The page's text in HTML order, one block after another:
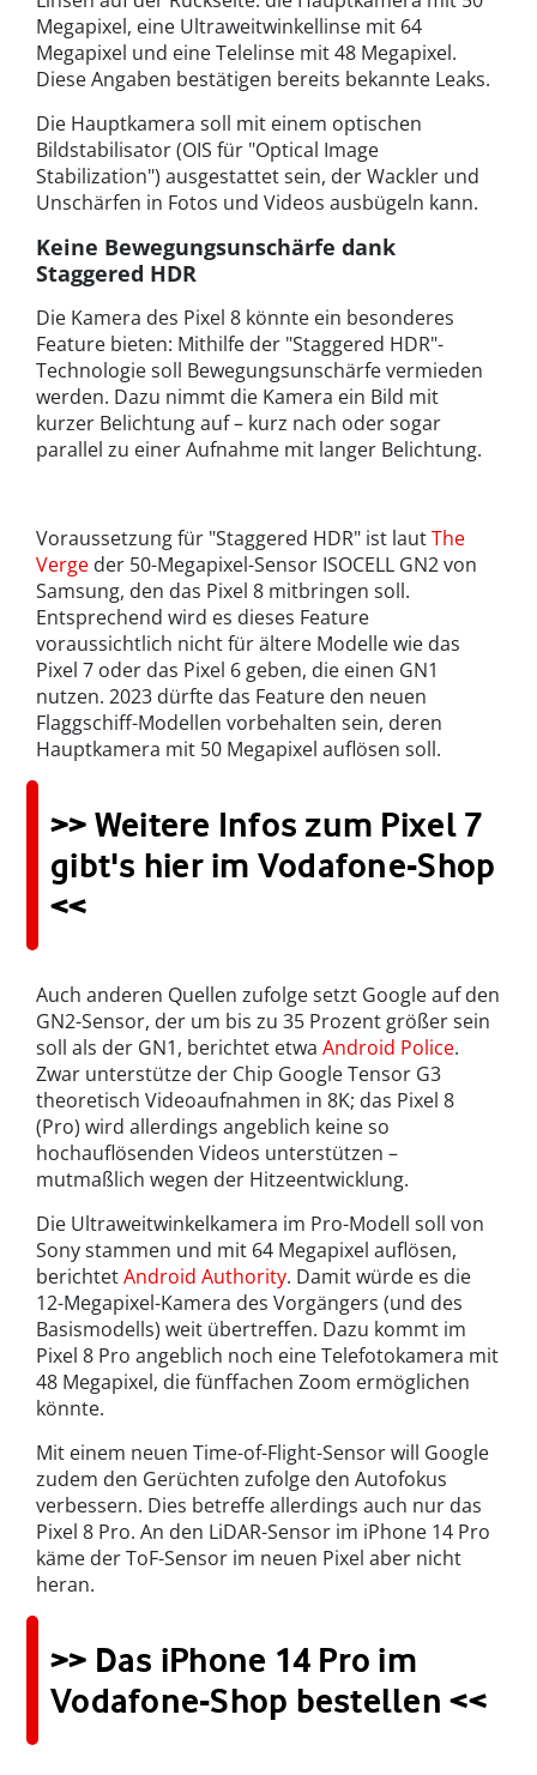
Megapixel, eine Ultraweitwinkellinse mit 64
Megapixel und eine Telelinse mit 48 Megapixel.
Diese Angaben bestätigen bereits bekannte Leaks.
Die Hauptkamera soll mit einem optischen
Bildstabilisator (OIS für "Optical Image
Stabilization") ausgestattet sein, der Wackler und
Unschärfen in Fotos und Videos ausbügeln kann.
Keine Bewegungsunschärfe dank
Staggered HDR
Die Kamera des Pixel 8 könnte ein besonderes
Feature bieten: Mithilfe der "Staggered HDR"-
Technologie soll Bewegungsunschärfe vermieden
werden. Dazu nimmt die Kamera ein Bild mit
kurzer Belichtung auf – kurz nach oder sogar
parallel zu einer Aufnahme mit langer Belichtung.
Voraussetzung für "Staggered HDR" ist lautThe
Verge der 50-Megapixel-Sensor ISOCELL GN2 von
Samsung, den das Pixel 8 mitbringen soll.
Entsprechend wird es dieses Feature
voraussichtlich nicht für ältere Modelle wie das
Pixel 7 oder das Pixel 6 geben, die einen GN1
nutzen. 2023 dürfte das Feature den neuen
Flaggschiff-Modellen vorbehalten sein, deren
Hauptkamera mit 50 Megapixel auflösen soll.
>> Weitere Infos zum Pixel 7
gibt's hier im Vodafone-Shop
<<
Auch anderen Quellen zufolge setzt Google auf den
GN2-Sensor, der um bis zu 35 Prozent größer sein
soll als der GN1, berichtet etwa Android Police.
Zwar unterstütze der Chip Google Tensor G3
theoretisch Videoaufnahmen in 8K; das Pixel 8
(Pro) wird allerdings angeblich keine so
hochauflösenden Videos unterstützen –
mutmaßlich wegen der Hitzeentwicklung.
Die Ultraweitwinkelkamera im Pro-Modell soll von
Sony stammen und mit 64 Megapixel auflösen,
berichtetAndroid Authority. Damit würde es die
12-Megapixel-Kamera des Vorgängers (und des
Basismodells) weit übertreffen. Dazu kommt im
Pixel 8 Pro angeblich noch eine Telefotokamera mit
48 Megapixel, die fünffachen Zoom ermöglichen
könnte.
Mit einem neuen Time-of-Flight-Sensor will Google
zudem den Gerüchten zufolge den Autofokus
verbessern. Dies betreffe allerdings auch nur das
Pixel 8 Pro. An den LiDAR-Sensor im iPhone 14 Pro
käme der ToF-Sensor im neuen Pixel aber nicht
heran.
>> Das iPhone 14 Pro im
Vodafone-Shop bestellen <<